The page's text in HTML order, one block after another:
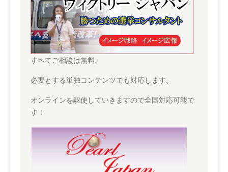
すべてご相談は無料。
必要とする単独コンテンツでも対応します。
オンラインを駆使していきますので全国対応可能で
す！